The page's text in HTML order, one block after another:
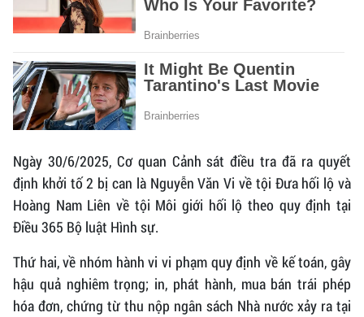
Ngày 30/6/2025, Cơ quan Cảnh sát điều tra đã ra quyết
định khởi tố 2 bị can là Nguyễn Văn Vi về tội Đưa hối lộ và
Hoàng Nam Liên về tội Môi giới hối lộ theo quy định tại
Điều 365 Bộ luật Hình sự.
Thứ hai, về nhóm hành vi vi phạm quy định về kế toán, gây
hậu quả nghiêm trọng; in, phát hành, mua bán trái phép
hóa đơn, chứng từ thu nộp ngân sách Nhà nước xảy ra tại